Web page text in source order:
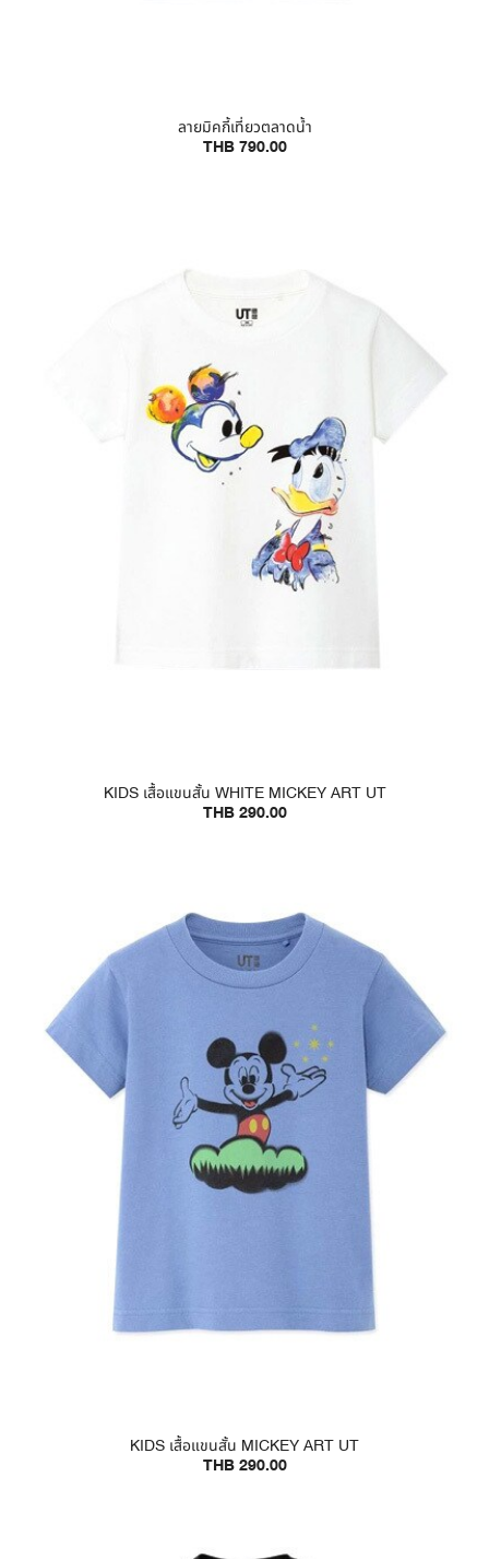
ลายมิคกี้เที่ยวตลาดน้ำ
THB 790.00
KIDS เสื้อแขนสั้น WHITE MICKEY ART UT
THB 290.00
KIDS เสื้อแขนสั้น MICKEY ART UT
THB 290.00